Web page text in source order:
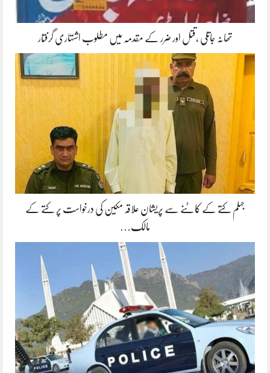
تھانہ جاتلی ،قتل اور ضرر کے مقدمہ میں مطلوب اشتہاری گرفتار
جہلم کتے کے کاٹنے سے پریشان علاقہ مکین کی درخواست پر کتے کے
مالک…